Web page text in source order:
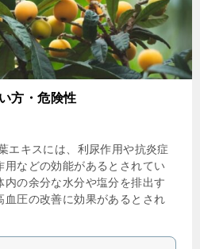
方・危険性
エキスには、利尿作用や抗炎症
などの効能があるとされてい
内の余分な水分や塩分を排出す
血圧の改善に効果があるとされ